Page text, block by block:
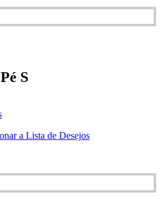
S
a Lista de Desejos